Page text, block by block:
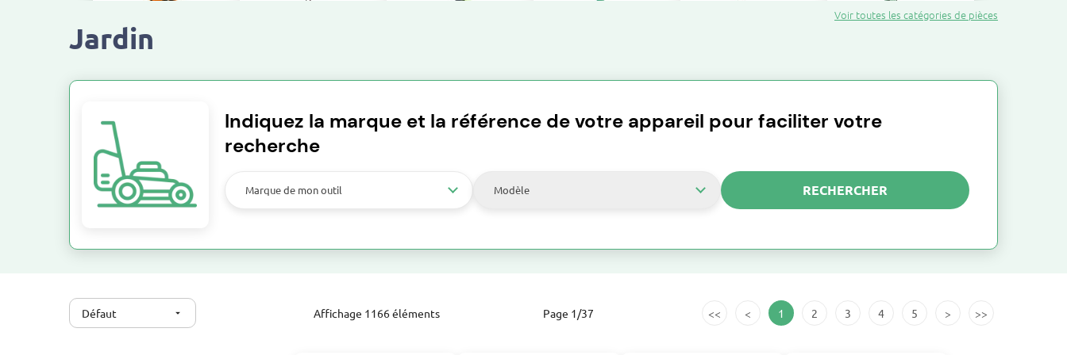
Robot Tondeuse
Nettoyeur haute pression Broyeur
Scie à bûches Affuteuse de chaînes Tarière Pulvérisateur
Voir toutes les catégories de pièces
Jardin
Indiquez la marque et la référence de votre appareil pour faciliter votre
recherche
Marque de mon outil Modèle RECHERCHER
Défaut arrow_drop_down Affichage 1166 éléments Page 1/37 << < 1 2 3 4 5 > >>